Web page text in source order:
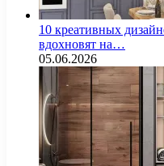
10 креативных
вдохновят на…
05.06.2026